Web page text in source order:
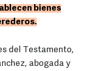
bienes
del Testamento,
abogada y